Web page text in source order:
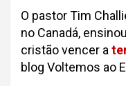
O pastor Tim
no Canadá,
cristão vencer a
blog Voltemos ao